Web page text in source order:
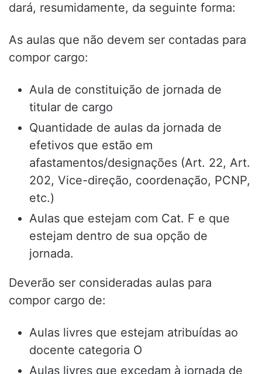
dará, resumidamente, da seguinte forma:
As aulas que não devem ser contadas para
compor cargo:
Aula de constituição de jornada de
titular de cargo
Quantidade de aulas da jornada de
efetivos que estão em
afastamentos/designações (Art. 22, Art.
202, Vice-direção, coordenação, PCNP,
etc.)
Aulas que estejam com Cat. F e que
estejam dentro de sua opção de
jornada.
Deverão ser consideradas aulas para
compor cargo de:
Aulas livres que estejam atribuídas ao
docente categoria O
Aulas livres que excedam à jornada de